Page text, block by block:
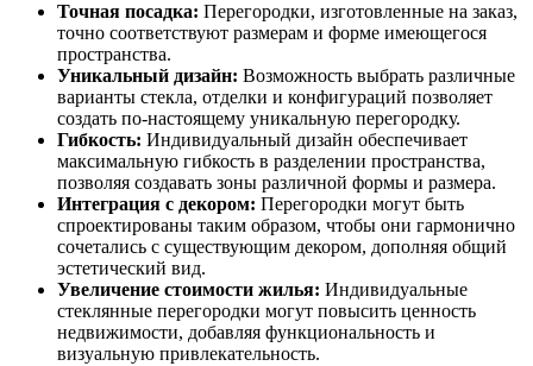
Точная посадка: Перегородки, изготовленные на заказ,
точно соответствуют размерам и форме имеющегося
пространства.
Уникальный дизайн: Возможность выбрать различные
варианты стекла, отделки и конфигураций позволяет
создать по-настоящему уникальную перегородку.
Гибкость: Индивидуальный дизайн обеспечивает
максимальную гибкость в разделении пространства,
позволяя создавать зоны различной формы и размера.
Интеграция с декором: Перегородки могут быть
спроектированы таким образом, чтобы они гармонично
сочетались с существующим декором, дополняя общий
эстетический вид.
Увеличение стоимости жилья: Индивидуальные
стеклянные перегородки могут повысить ценность
недвижимости, добавляя функциональность и
визуальную привлекательность.